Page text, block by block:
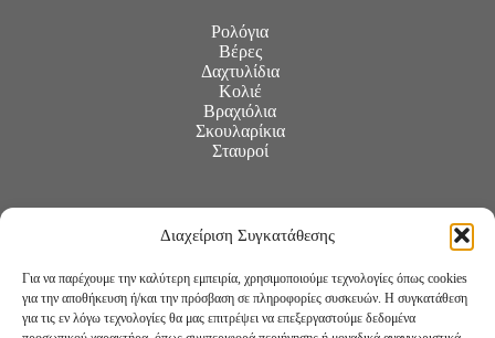
Διαχείριση Συγκατάθεσης
Για να παρέχουμε την καλύτερη εμπειρία, χρησιμοποιούμε τεχνολογίες όπως cookies
για την αποθήκευση ή/και την πρόσβαση σε πληροφορίες συσκευών. Η συγκατάθεση
για τις εν λόγω τεχνολογίες θα μας επιτρέψει να επεξεργαστούμε δεδομένα
Ρολόγια
Βέρες
Δαχτυλίδια
Κολιέ
Βραχιόλια
Σκουλαρίκια
Σταυροί